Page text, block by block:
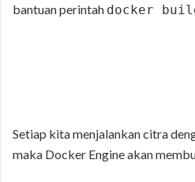
bantuan perintah docker
Setiap kita menjalankan citra
maka Docker Engine akan